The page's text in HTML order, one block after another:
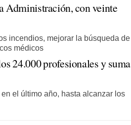
Administración, con veinte
incendios, mejorar la búsqueda de
médicos
24.000 profesionales y suma
el último año, hasta alcanzar los